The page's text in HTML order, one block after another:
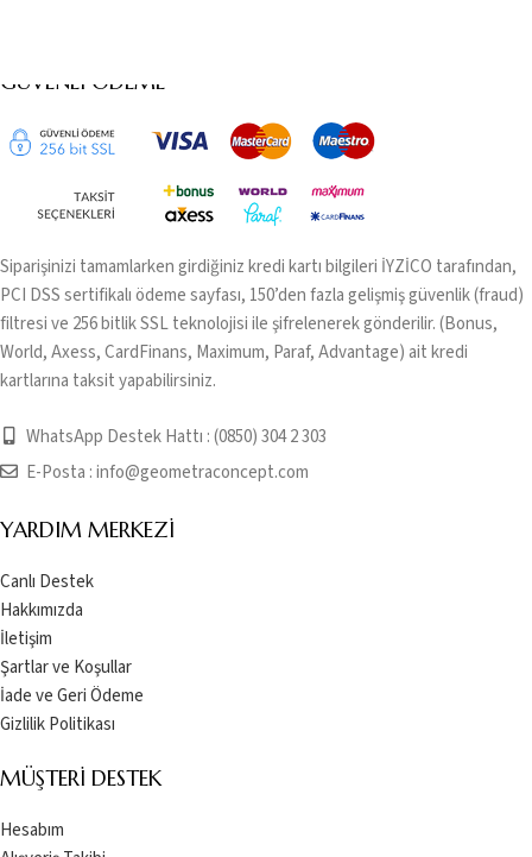
GÜVENLI ÖDEME
Siparişinizi tamamlarken girdiğiniz kredi kartı bilgileri İYZİCO tarafından,
PCI DSS sertifikalı ödeme sayfası, 150’den fazla gelişmiş güvenlik (fraud)
filtresi ve 256 bitlik SSL teknolojisi ile şifrelenerek gönderilir. (Bonus,
World, Axess, CardFinans, Maximum, Paraf, Advantage) ait kredi
kartlarına taksit yapabilirsiniz.
WhatsApp Destek Hattı : (0850) 304 2 303
E-Posta :info@geometraconcept.com
YARDIM MERKEZI
Canlı Destek
Hakkımızda
İletişim
Şartlar ve Koşullar
İade ve Geri Ödeme
Gizlilik Politikası
MÜŞTERI DESTEK
Hesabım